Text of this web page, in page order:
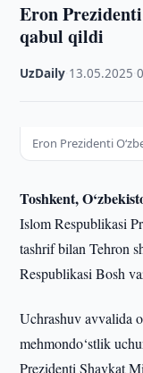
Eron
qabul qildi
UzDaily 13.05.2025 ·
Eron Prezidenti
Toshkent,
Islom Respublikasi
tashrif bilan Tehron
Respublikasi Bosh
Uchrashuv avvalida
mehmondo‘stlik
Prezidenti Shavkat